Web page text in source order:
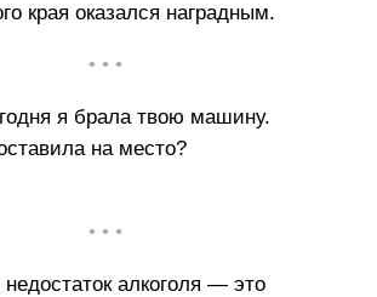
края оказался наградным.
• • •
я брала твою машину.
на место?
• • •
алкоголя — это